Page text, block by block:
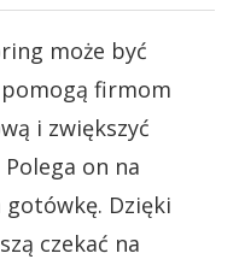
może być
firmom
i zwiększyć
on na
Dzięki
czekać na